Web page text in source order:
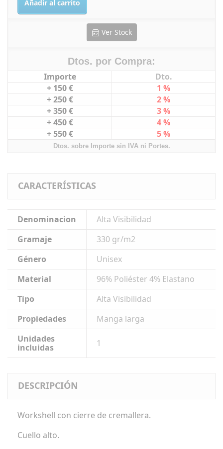
Añadir al carrito
Ver Stock
Dtos. por Compra:
Importe
Dto.
+ 150 €
1 %
+ 250 €
2 %
+ 350 €
3 %
+ 450 €
4 %
+ 550 €
5 %
Dtos. sobre Importe sin IVA ni Portes.
CARACTERÍSTICAS
Denominacion
Alta Visibilidad
Gramaje
330 gr/m2
Género
Unisex
Material
96% Poliéster 4% Elastano
Tipo
Alta Visibilidad
Propiedades
Manga larga
Unidades
incluidas
1
DESCRIPCIÓN
Workshell con cierre de cremallera.
Cuello alto.